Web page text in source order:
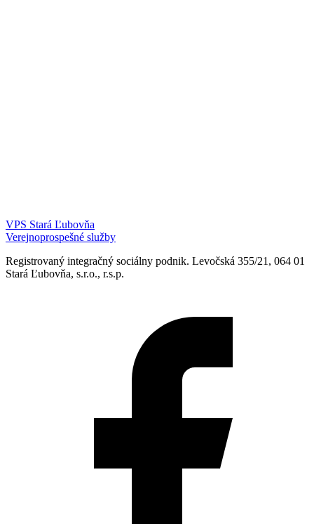
VPS Stará Ľubovňa
Verejnoprospešné služby
Registrovaný integračný sociálny podnik. Levočská 355/21, 064 01
Stará Ľubovňa, s.r.o., r.s.p.